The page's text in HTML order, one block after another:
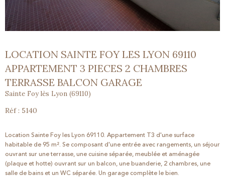
LOCATION SAINTE FOY LES LYON 69110
APPARTEMENT 3 PIECES 2 CHAMBRES
TERRASSE BALCON GARAGE
Sainte Foy lès Lyon (69110)
Réf : 5140
Location Sainte Foy les Lyon 69110. Appartement T3 d'une surface
habitable de 95 m². Se composant d'une entrée avec rangements, un séjour
ouvrant sur une terrasse, une cuisine séparée, meublée et aménagée
(plaque et hotte) ouvrant sur un balcon, une buanderie, 2 chambres, une
salle de bains et un WC séparée. Un garage complète le bien.